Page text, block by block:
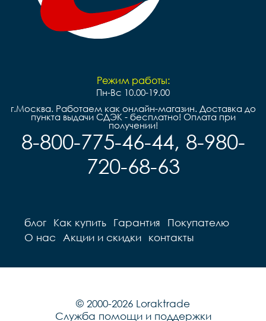
Режим работы:
Пн-Вс 10.00-19.00
г.Москва. Работаем как онлайн-магазин. Доставка до
пункта выдачи СДЭК - бесплатно! Оплата при
получении!
8-800-775-46-44, 8-980-
720-68-63
блог Как купить Гарантия
Покупателю
О нас
Акции и скидки контакты
© 2000-2026 Loraktrade
Служба помощи и поддержки